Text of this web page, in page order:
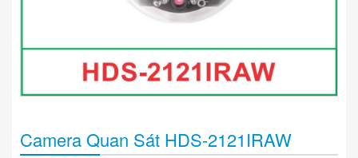
Camera Quan Sát HDS-2121IRAW